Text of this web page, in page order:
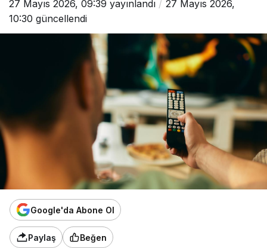
27 Mayıs 2026, 09:39 yayınlandı
27 Mayıs 2026,
10:30 güncellendi
Google'da Abone Ol
Paylaş Beğen